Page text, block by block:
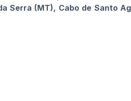
Serra (MT), Cabo de Santo